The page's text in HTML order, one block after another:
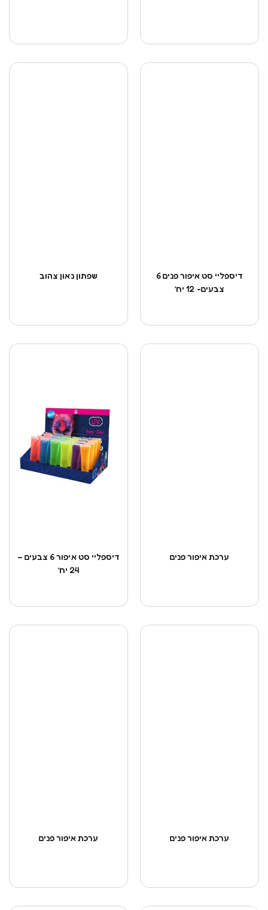
שפתון נאון צהוב
דיספליי סט איפור פנים 6
צבעים- 12 יח’
דיספליי סט איפור 6 צבעים –
24 יח’
ערכת איפור פנים
ערכת איפור פנים ערכת איפור פנים